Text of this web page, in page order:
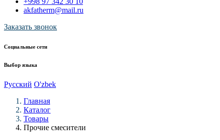
akfatherm@mail.ru
Заказать звонок
Социальные сети
Выбор языка
Русский O'zbek
Главная
Каталог
Товары
Прочие смесители